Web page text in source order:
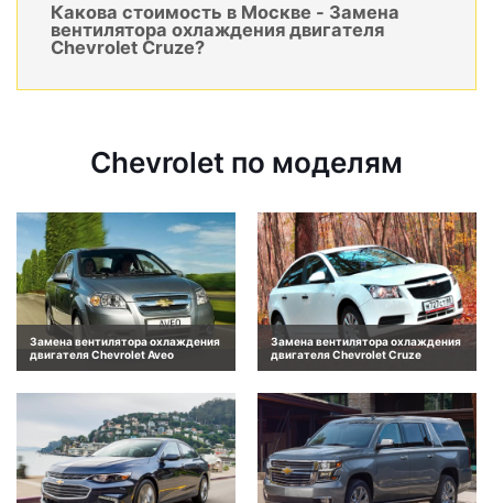
Какова стоимость в Москве - Замена
вентилятора охлаждения двигателя
Chevrolet Cruze?
Chevrolet по моделям
Замена вентилятора охлаждения
двигателя Chevrolet Aveo
Замена вентилятора охлаждения
двигателя Chevrolet Cruze